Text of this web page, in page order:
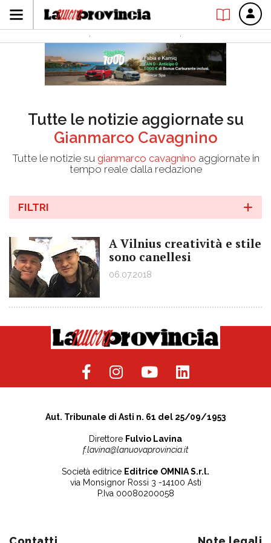
Tutte le notizie aggiornate su
Gianmarco Cavagnino
Tutte le notizie su gianmarco cavagnino aggiornate in
tempo reale dalla redazione
FILTRI
A Vilnius creatività e stile
sono canellesi
06.07.2018
Aut. Tribunale di Asti n. 61 del 25/09/1953
Direttore Fulvio Lavina
f.lavina@lanuovaprovincia.it
Società editrice Editrice OMNIA S.r.l.
via Monsignor Rossi 3 -14100 Asti
P.Iva 00080200058